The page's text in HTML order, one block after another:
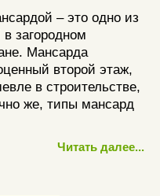
– это одно из
загородном
Мансарда
второй этаж,
в строительстве,
же, типы мансард
Читать далее...